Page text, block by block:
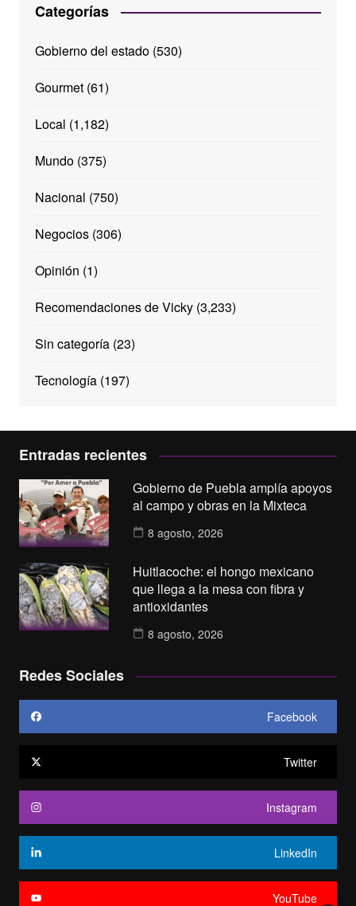
Categorías
Gobierno del estado(530)
Gourmet(61)
Local (1,182)
Mundo(375)
Nacional (750)
Negocios(306)
Opinión (1)
Recomendaciones de Vicky(3,233)
Sin categoría(23)
Tecnología(197)
Entradas recientes
Gobierno de Puebla amplía apoyos
al campo y obras en la Mixteca
8 agosto, 2026
Huitlacoche: el hongo mexicano
que llega a la mesa con fibra y
antioxidantes
8 agosto, 2026
Redes Sociales
Facebook
Twitter
Instagram
LinkedIn
YouTube